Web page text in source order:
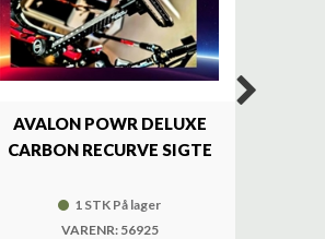
AVALON POWR DELUXE
CARBON RECURVE SIGTE
1 STK På lager
VARENR: 56925